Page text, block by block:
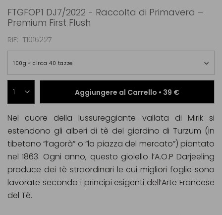
FTGFOP1 DJ7/2022 - Raccolta di Primavera –
Premium First Flush
RIF T1016227
100g ~ circa 40 tazze
Aggiungere al Carrello • 39 €
Nel cuore della lussureggiante vallata di Mirik si
estendono gli alberi di tè del giardino di Turzum (in
tibetano “l’agorà” o “la piazza del mercato”) piantato
nel 1863. Ogni anno, questo gioiello l’A.O.P Darjeeling
produce dei tè straordinari le cui migliori foglie sono
lavorate secondo i principi esigenti dell’Arte Francese
del Tè.